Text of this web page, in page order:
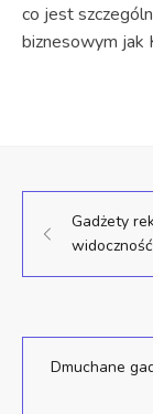
co jest
biznesowym jak
Gadżety
Dmuchane